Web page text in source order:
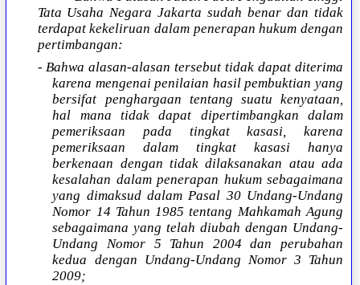
Tata Usaha Negara Jakarta sudah benar dan tidak
terdapat kekeliruan dalam penerapan hukum dengan
pertimbangan:
- Bahwa alasan-alasan tersebut tidak dapat diterima
karena mengenai penilaian hasil pembuktian yang
bersifat penghargaan tentang suatu kenyataan,
hal mana tidak dapat dipertimbangkan dalam
pemeriksaan pada tingkat kasasi, karena
pemeriksaan dalam tingkat kasasi hanya
berkenaan dengan tidak dilaksanakan atau ada
kesalahan dalam penerapan hukum sebagaimana
yang dimaksud dalam Pasal 30 Undang-Undang
Nomor 14 Tahun 1985 tentang Mahkamah Agung
sebagaimana yang telah diubah dengan Undang-
Undang Nomor 5 Tahun 2004 dan perubahan
kedua dengan Undang-Undang Nomor 3 Tahun
2009;